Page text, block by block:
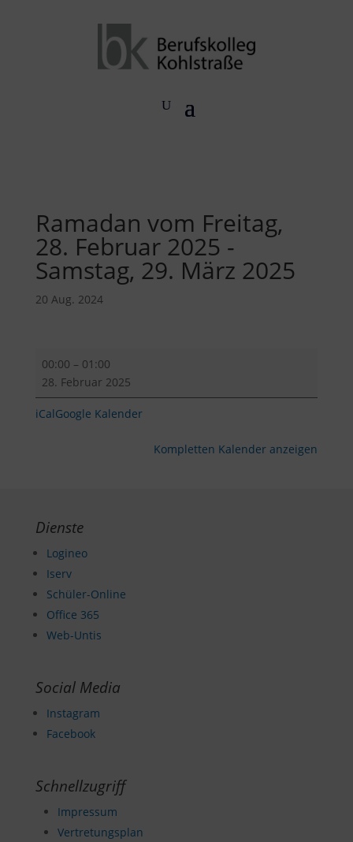
Ramadan vom Freitag,
28. Februar 2025 -
Samstag, 29. März 2025
20 Aug. 2024
Ramadan
vom
28.
März
00:00 – 01:00
28. Februar 2025
iCalGoogle Kalender
Kompletten Kalender anzeigen
Dienste
Logineo
Iserv
Schüler-Online
Office 365
Web-Untis
Social Media
Instagram
Facebook
Schnellzugriff
Impressum
Vertretungsplan